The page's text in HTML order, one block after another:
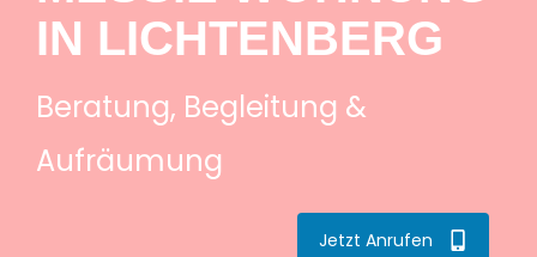
IN LICHTENBERG
Beratung, Begleitung &
Aufräumung
Jetzt Anrufen